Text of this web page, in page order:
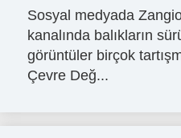
Sosyal medyada
kanalında balıkların
görüntüler birçok
Çevre Değ...